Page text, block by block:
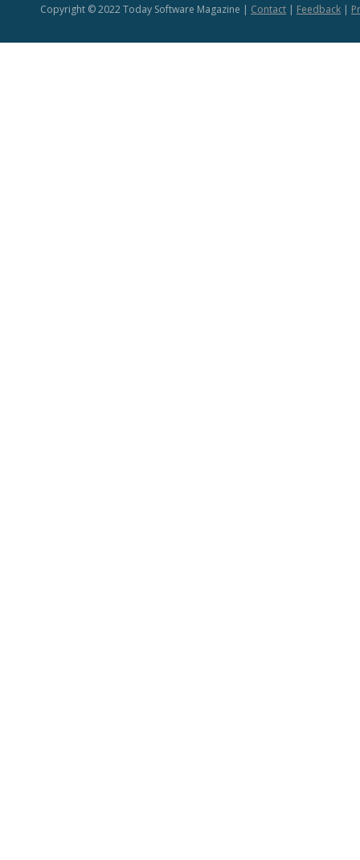
Copyright © 2022 Today Software Magazine | Contact | Feedback |